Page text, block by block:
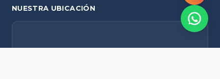
NUESTRA UBICACIÓN